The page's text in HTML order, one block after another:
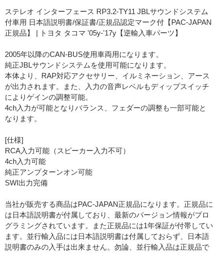
ステレオ インターフェース RP3.2-TY11 JBLサウンドシステム
付車用 日本語説明書/保証書/正規品認定マーク付【PAC-JAPAN
正規品】 | トヨタ タコマ '05y-'17y【逆輸入車パーツ】
2005年以降のCAN-BUS使用車両用になります。
純正JBLサウンドシステムを使用可能になります。
本体より、RAP対応アクセサリー、イルミネーション、アース
が出力されます。また、入力の音声レベルもディップスイッチ
によりゲインの調整可能。
4ch入力が可能となりバランス、フェダーの調整も一部可能と
なります。
[仕様]
RCA入力可能（スピーカー入力不可）
4ch入力可能
純正アンプターンオン可能
SWI出力完備
当社が販売する商品はPAC-JAPAN正規品になります。正規品に
は日本語説明書が付属しており、最新のバージョン情報がプロ
グラミングされています。また正規品には1年保証が付帯してい
ます。並行輸入品には日本語説明書は付属しておらず、日本語
説明書のみの入手は出来ません。勿論、並行輸入品は正規品で